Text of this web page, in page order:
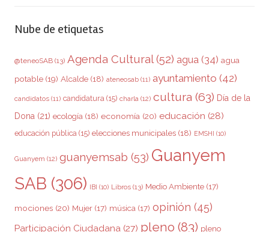
Nube de etiquetas
@teneoSAB (13) Agenda Cultural(52) agua (34) agua
potable (19) Alcalde (18) ateneosab (11) ayuntamiento (42)
candidatos (11) candidatura (15) charla (12) cultura (63) Día de la
Dona (21) ecología (18) economía (20) educación (28)
educación pública (15) elecciones municipales (18) EMSHI (10)
Guanyem (12) guanyemsab (53) Guanyem
SAB (306) IBI (10) Libros (13) Medio Ambiente (17)
mociones (20) Mujer (17) música (17) opinión (45)
Participación Ciudadana (27) pleno (83) pleno